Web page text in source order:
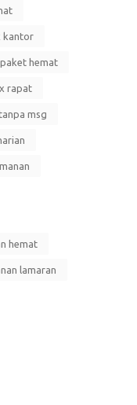
kantor
hemat
rapat
msg
hemat
lamaran